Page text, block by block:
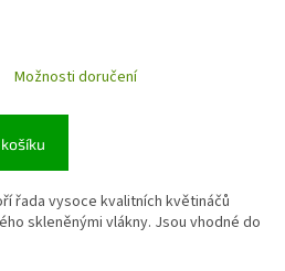
Možnosti doručení
řada vysoce kvalitních květináčů
skleněnými vlákny. Jsou vhodné do